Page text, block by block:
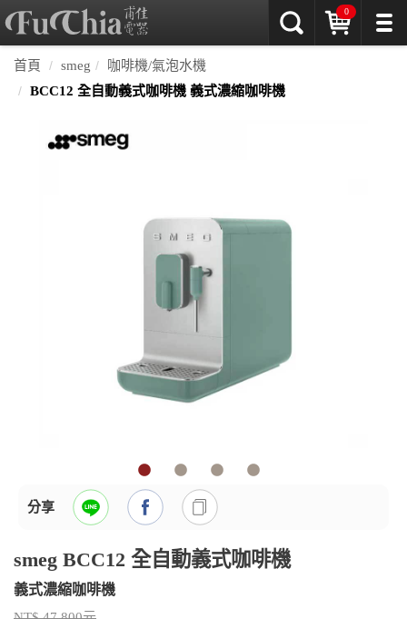
0
首頁 smeg
咖啡機/氣泡水機
BCC12 全自動義式咖啡機 義式濃縮咖啡機
分享
smeg BCC12 全自動義式咖啡機
義式濃縮咖啡機